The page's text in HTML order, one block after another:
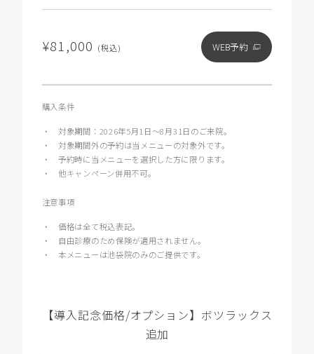
¥81,000 (税込) WEB予約
購入条件
・ 対象期間：2026年5月1日〜8月31日のご来院。
・ 対象期間外の予約は当メニューの対象外です。
・予約時に当メニューを選択した方に限ります。
・他キャンペーン併用不可。
注意事項
・価格は全て税込表記。
・
自由診療のため保険が適用されません。
・本メニューは池袋院のみのご提供です。
【導入記念価格/オプション】ボツラックス
追加